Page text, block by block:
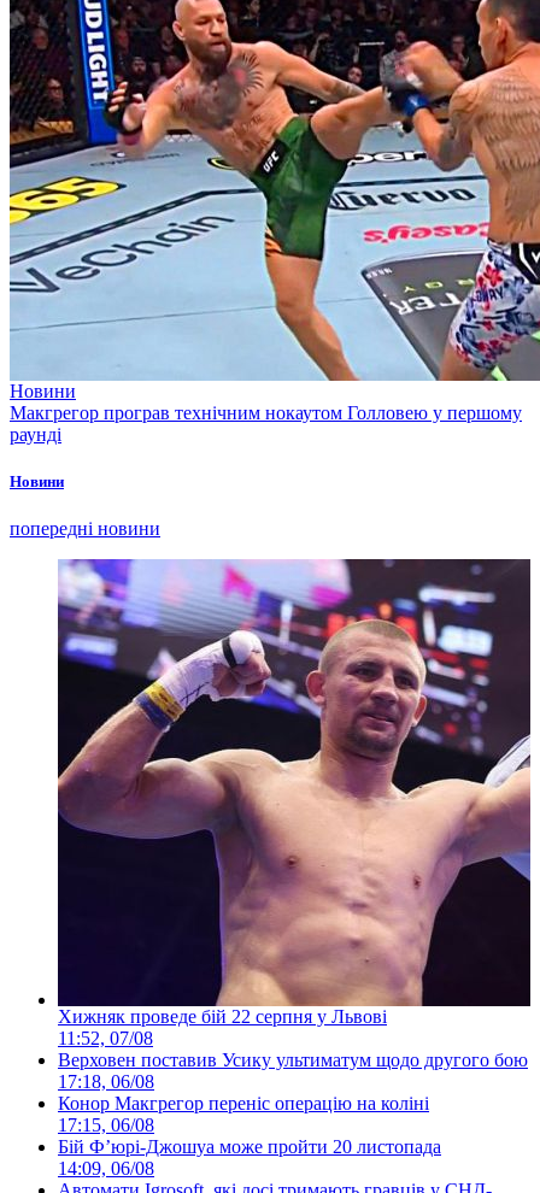
Новини
Макгрегор програв технічним нокаутом Голловею у першому
раунді
Новини
попередні новини
Хижняк проведе бій 22 серпня у Львові
11:52, 07/08
Верховен поставив Усику ультиматум щодо другого бою
17:18, 06/08
Конор Макгрегор переніс операцію на коліні
17:15, 06/08
Бій Ф’юрі-Джошуа може пройти 20 листопада
14:09, 06/08